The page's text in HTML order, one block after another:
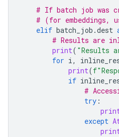
# If batch job was
# (for embeddings,
elif batch_job .dest
# Results are
print( "Results
for i,
print(f
if
#
try :
except